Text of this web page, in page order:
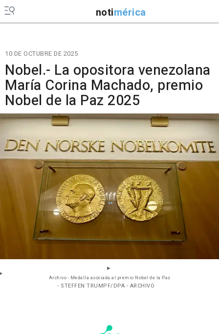
notimérica
10 DE OCTUBRE DE 2025
Nobel.- La opositora venezolana
María Corina Machado, premio
Nobel de la Paz 2025
Archivo - Medalla asociada al premio Nobel de la Paz
- STEFFEN TRUMPF/DPA - ARCHIVO